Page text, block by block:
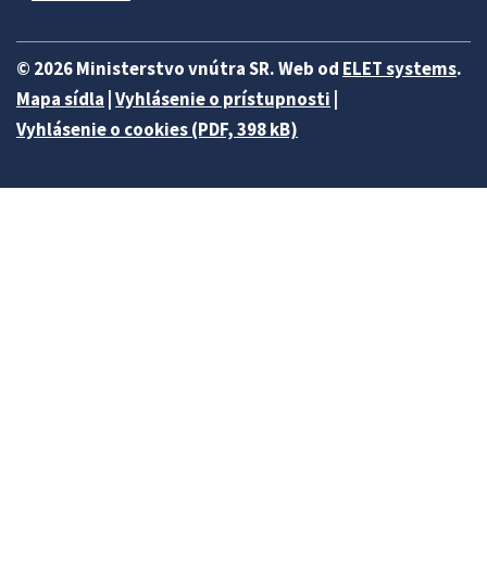
© 2026 Ministerstvo vnútra SR. Web od ELET systems.
Mapa sídla Vyhlásenie o prístupnosti
Vyhlásenie o cookies (PDF, 398 kB)